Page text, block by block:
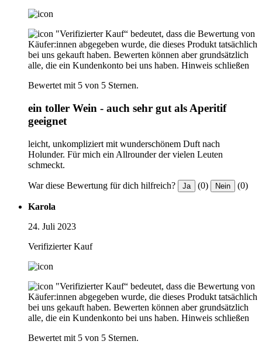
"Verifizierter Kauf“ bedeutet, dass die Bewertung von
Käufer:innen abgegeben wurde, die dieses Produkt tatsächlich
bei uns gekauft haben. Bewerten können aber grundsätzlich
alle, die ein Kundenkonto bei uns haben. Hinweis schließen
Bewertet mit 5 von 5 Sternen.
ein toller Wein - auch sehr gut als Aperitif
geeignet
leicht, unkompliziert mit wunderschönem Duft nach
Holunder. Für mich ein Allrounder der vielen Leuten
schmeckt.
War diese Bewertung für dich hilfreich? Ja (0) Nein (0)
Karola
24. Juli 2023
Verifizierter Kauf
"Verifizierter Kauf“ bedeutet, dass die Bewertung von
Käufer:innen abgegeben wurde, die dieses Produkt tatsächlich
bei uns gekauft haben. Bewerten können aber grundsätzlich
alle, die ein Kundenkonto bei uns haben. Hinweis schließen
Bewertet mit 5 von 5 Sternen.